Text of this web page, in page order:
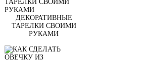
ДЕКОРАТИВНЫЕ
ТАРЕЛКИ СВОИМИ
РУКАМИ